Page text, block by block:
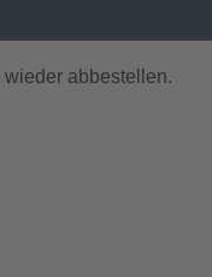
abbestellen.